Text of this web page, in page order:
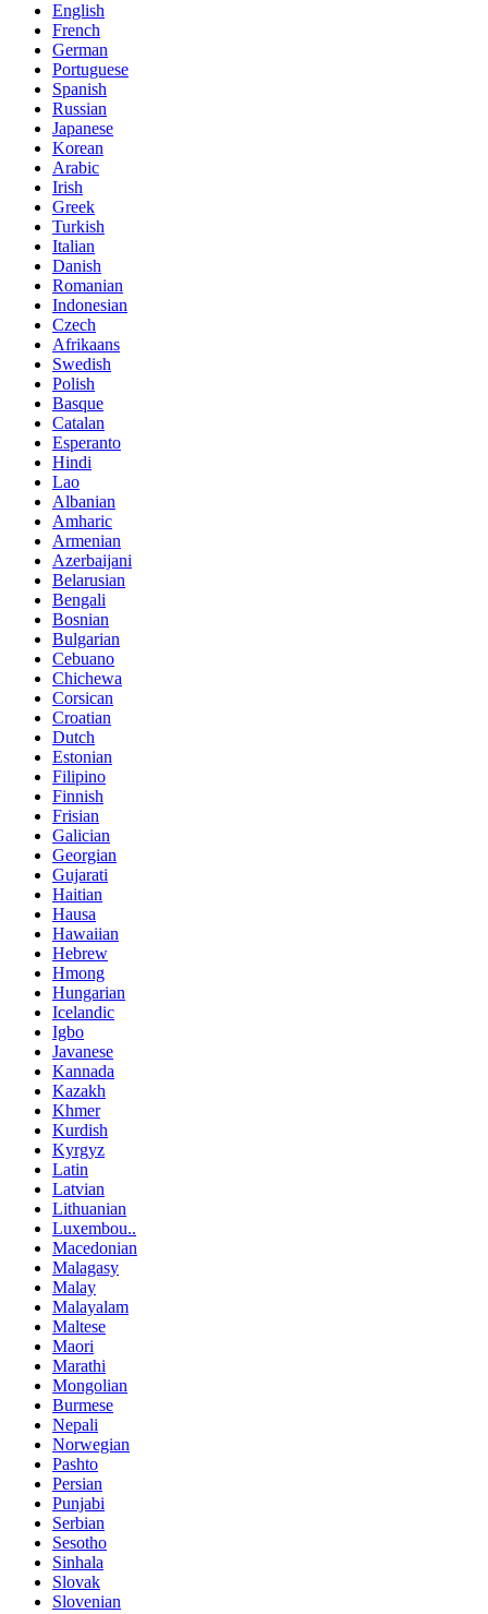
English
French
German
Portuguese
Spanish
Russian
Japanese
Korean
Arabic
Irish
Greek
Turkish
Italian
Danish
Romanian
Indonesian
Czech
Afrikaans
Swedish
Polish
Basque
Catalan
Esperanto
Hindi
Lao
Albanian
Amharic
Armenian
Azerbaijani
Belarusian
Bengali
Bosnian
Bulgarian
Cebuano
Chichewa
Corsican
Croatian
Dutch
Estonian
Filipino
Finnish
Frisian
Galician
Georgian
Gujarati
Haitian
Hausa
Hawaiian
Hebrew
Hmong
Hungarian
Icelandic
Igbo
Javanese
Kannada
Kazakh
Khmer
Kurdish
Kyrgyz
Latin
Latvian
Lithuanian
Luxembou..
Macedonian
Malagasy
Malay
Malayalam
Maltese
Maori
Marathi
Mongolian
Burmese
Nepali
Norwegian
Pashto
Persian
Punjabi
Serbian
Sesotho
Sinhala
Slovak
Slovenian